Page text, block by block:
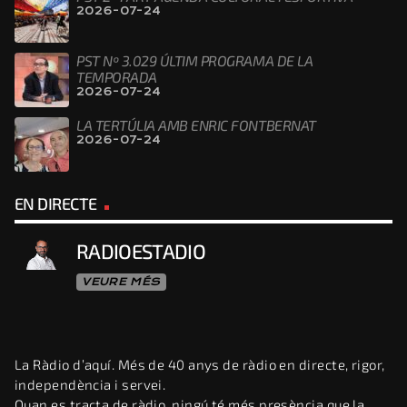
2026-07-24
PST Nº 3.029 ÚLTIM PROGRAMA DE LA
TEMPORADA
2026-07-24
LA TERTÚLIA AMB ENRIC FONTBERNAT
2026-07-24
EN DIRECTE
RADIOESTADIO
VEURE MÉS
La Ràdio d’aquí. Més de 40 anys de ràdio en directe, rigor,
independència i servei.